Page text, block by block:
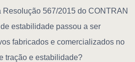
Resolução 567/2015 do CONTRAN
estabilidade passou a ser
fabricados e comercializados no
tração e estabilidade?